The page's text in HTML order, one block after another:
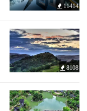
11414
8108